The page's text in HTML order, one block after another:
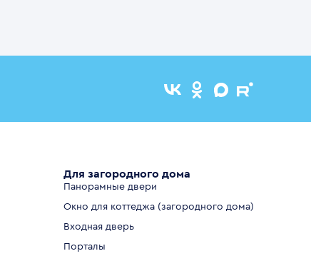
Для загородного дома
Панорамные двери
Окно для коттеджа (загородного дома)
Входная дверь
Порталы